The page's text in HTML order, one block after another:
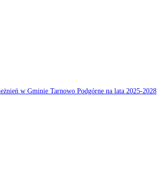
w Gminie Tarnowo Podgórne na lata 2025-2028